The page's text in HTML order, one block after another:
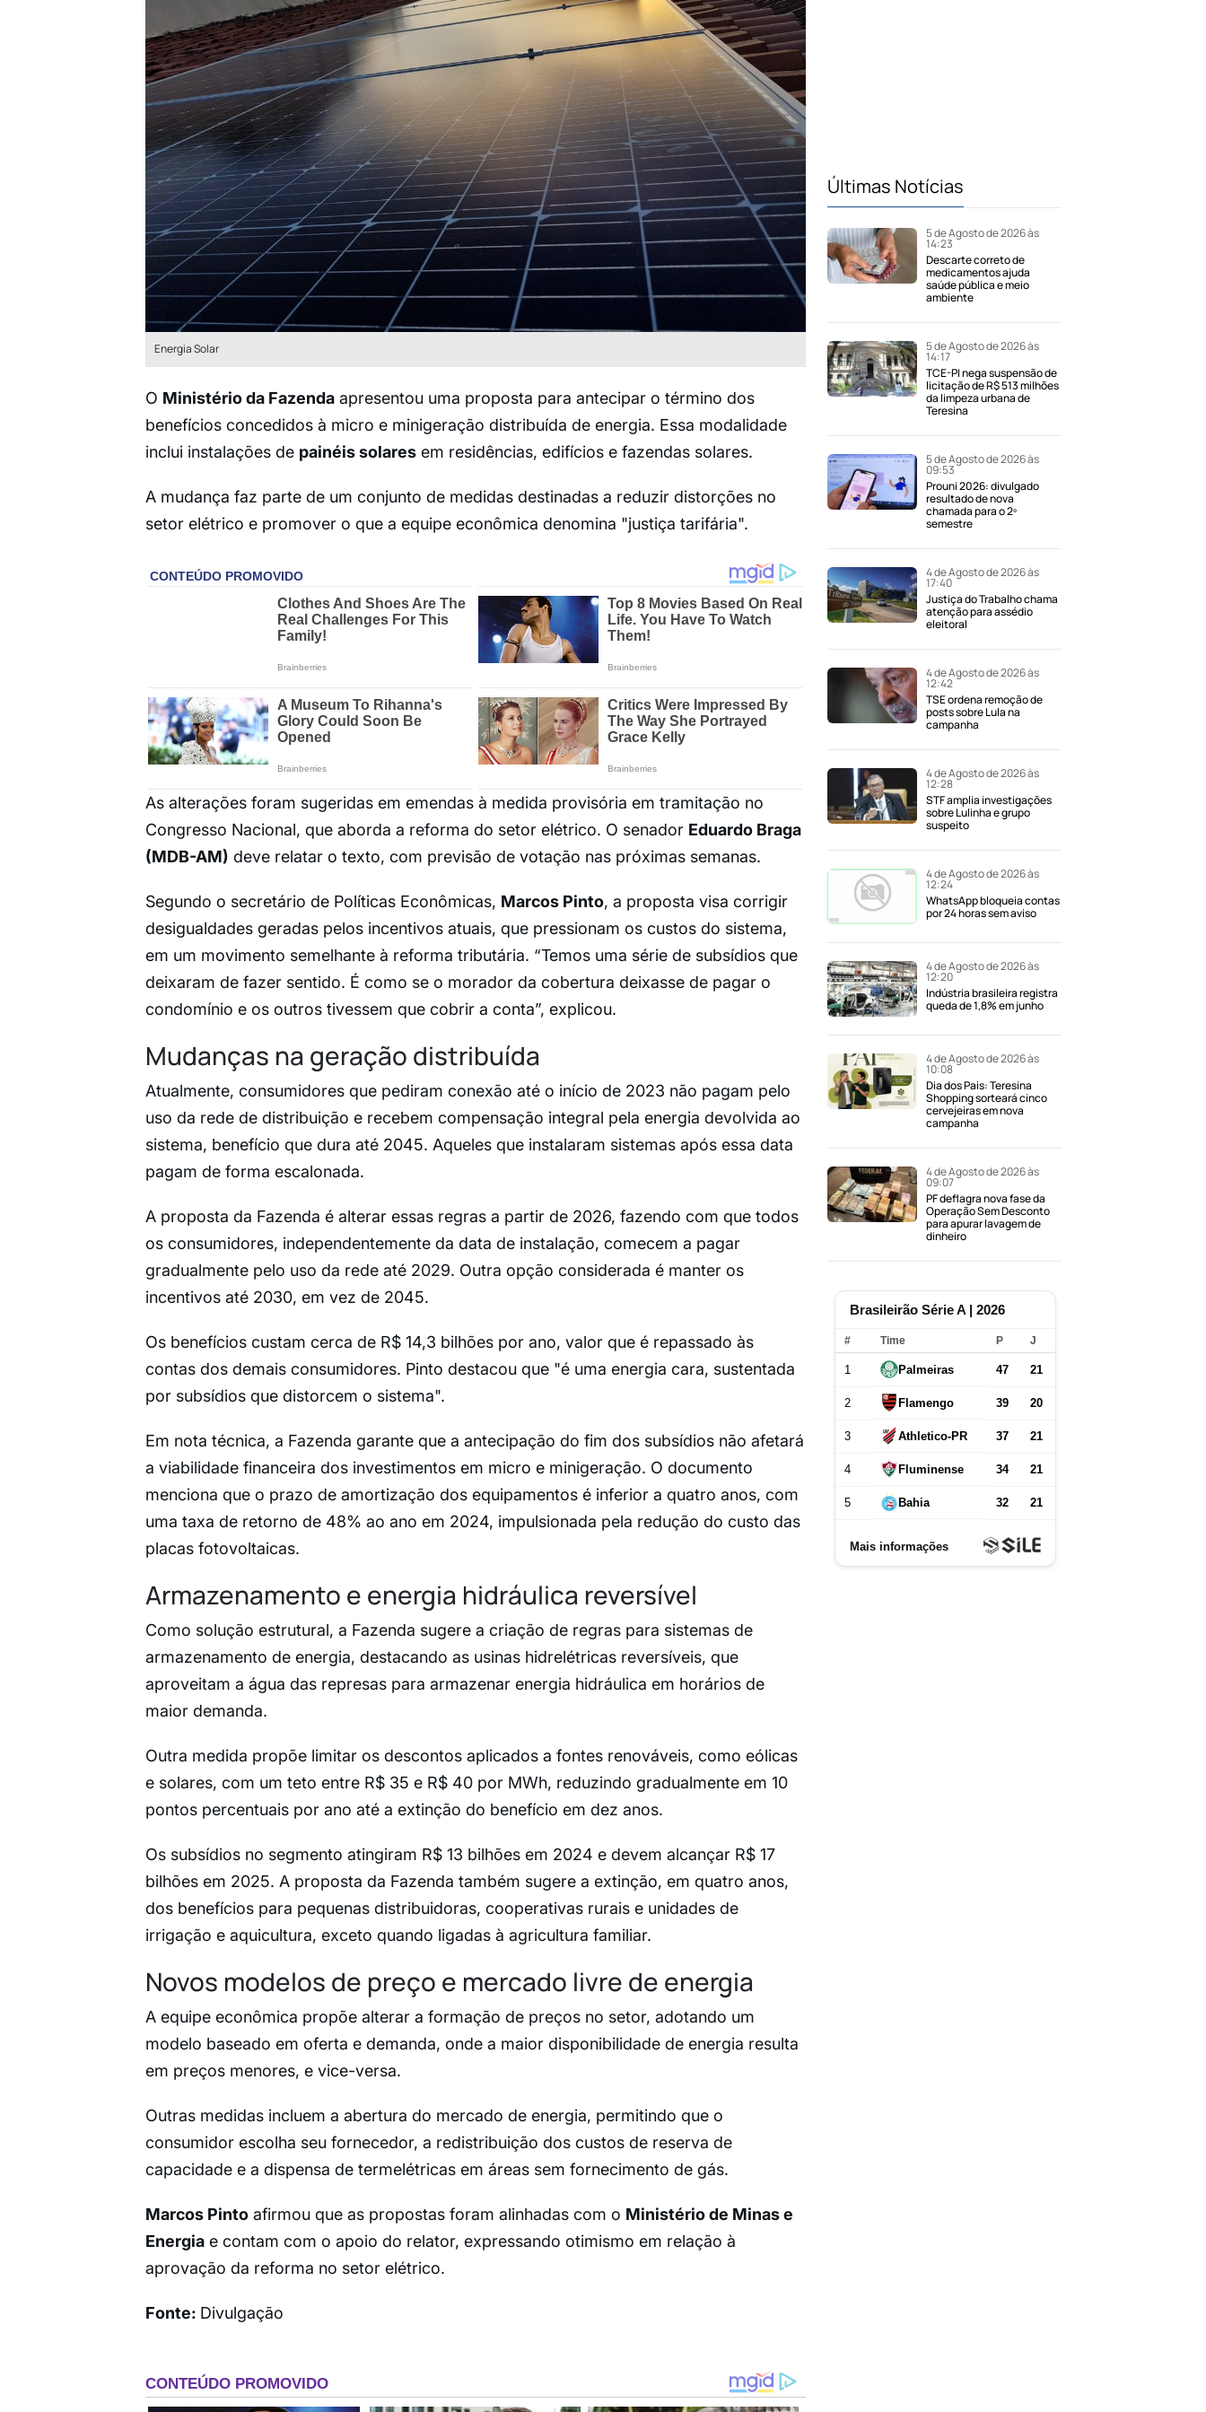
Energia Solar
O Ministério da Fazendaapresentou uma proposta para antecipar o término dos
benefícios concedidos à micro e minigeração distribuída de energia. Essa modalidade
inclui instalações de painéis solaresem residências, edifícios e fazendas solares.
A mudança faz parte de um conjunto de medidas destinadas a reduzir distorções no
setor elétrico e promover o que a equipe econômica denomina "justiça tarifária".
As alterações foram sugeridas em emendas à medida provisória em tramitação no
Congresso Nacional, que aborda a reforma do setor elétrico. O senador Eduardo Braga
(MDB-AM) deve relatar o texto, com previsão de votação nas próximas semanas.
Segundo o secretário de Políticas Econômicas, Marcos Pinto, a proposta visa corrigir
desigualdades geradas pelos incentivos atuais, que pressionam os custos do sistema,
em um movimento semelhante à reforma tributária. “Temos uma série de subsídios que
deixaram de fazer sentido. É como se o morador da cobertura deixasse de pagar o
condomínio e os outros tivessem que cobrir a conta”, explicou.
Mudanças na geração distribuída
Atualmente, consumidores que pediram conexão até o início de 2023 não pagam pelo
uso da rede de distribuição e recebem compensação integral pela energia devolvida ao
sistema, benefício que dura até 2045. Aqueles que instalaram sistemas após essa data
pagam de forma escalonada.
A proposta da Fazenda é alterar essas regras a partir de 2026, fazendo com que todos
os consumidores, independentemente da data de instalação, comecem a pagar
gradualmente pelo uso da rede até 2029. Outra opção considerada é manter os
incentivos até 2030, em vez de 2045.
Os benefícios custam cerca de R$ 14,3 bilhões por ano, valor que é repassado às
contas dos demais consumidores. Pinto destacou que "é uma energia cara, sustentada
por subsídios que distorcem o sistema".
Em nota técnica, a Fazenda garante que a antecipação do fim dos subsídios não afetará
a viabilidade financeira dos investimentos em micro e minigeração. O documento
menciona que o prazo de amortização dos equipamentos é inferior a quatro anos, com
uma taxa de retorno de 48% ao ano em 2024, impulsionada pela redução do custo das
placas fotovoltaicas.
Armazenamento e energia hidráulica reversível
Como solução estrutural, a Fazenda sugere a criação de regras para sistemas de
armazenamento de energia, destacando as usinas hidrelétricas reversíveis, que
aproveitam a água das represas para armazenar energia hidráulica em horários de
maior demanda.
Outra medida propõe limitar os descontos aplicados a fontes renováveis, como eólicas
e solares, com um teto entre R$ 35 e R$ 40 por MWh, reduzindo gradualmente em 10
pontos percentuais por ano até a extinção do benefício em dez anos.
Os subsídios no segmento atingiram R$ 13 bilhões em 2024 e devem alcançar R$ 17
bilhões em 2025. A proposta da Fazenda também sugere a extinção, em quatro anos,
dos benefícios para pequenas distribuidoras, cooperativas rurais e unidades de
irrigação e aquicultura, exceto quando ligadas à agricultura familiar.
Novos modelos de preço e mercado livre de energia
A equipe econômica propõe alterar a formação de preços no setor, adotando um
modelo baseado em oferta e demanda, onde a maior disponibilidade de energia resulta
em preços menores, e vice-versa.
Outras medidas incluem a abertura do mercado de energia, permitindo que o
consumidor escolha seu fornecedor, a redistribuição dos custos de reserva de
capacidade e a dispensa de termelétricas em áreas sem fornecimento de gás.
Marcos Pintoafirmou que as propostas foram alinhadas com o Ministério de Minas e
Energiae contam com o apoio do relator, expressando otimismo em relação à
aprovação da reforma no setor elétrico.
Fonte: Divulgação
Últimas Notícias
5 de Agosto de 2026 às
14:23
Descarte correto de
medicamentos ajuda
saúde pública e meio
ambiente
5 de Agosto de 2026 às
14:17
TCE-PI nega suspensão de
licitação de R$ 513 milhões
da limpeza urbana de
Teresina
5 de Agosto de 2026 às
09:53
Prouni 2026: divulgado
resultado de nova
chamada para o 2º
semestre
4 de Agosto de 2026 às
17:40
Justiça do Trabalho chama
atenção para assédio
eleitoral
4 de Agosto de 2026 às
12:42
TSE ordena remoção de
posts sobre Lula na
campanha
4 de Agosto de 2026 às
12:28
STF amplia investigações
sobre Lulinha e grupo
suspeito
4 de Agosto de 2026 às
12:24
WhatsApp bloqueia contas
por 24 horas sem aviso
4 de Agosto de 2026 às
12:20
Indústria brasileira registra
queda de 1,8% em junho
4 de Agosto de 2026 às
10:08
Dia dos Pais: Teresina
Shopping sorteará cinco
cervejeiras em nova
campanha
4 de Agosto de 2026 às
09:07
PF deflagra nova fase da
Operação Sem Desconto
para apurar lavagem de
dinheiro